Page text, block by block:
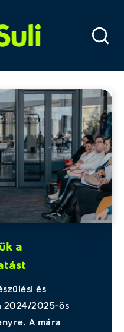
a
és
2024/2025-ös
A mára